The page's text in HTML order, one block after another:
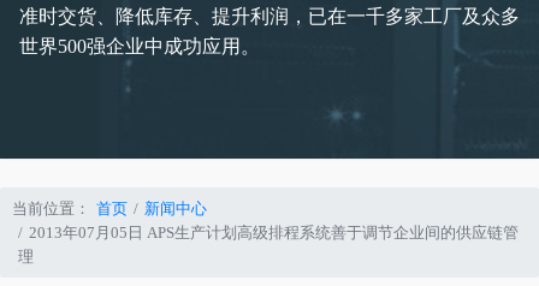
准时交货、降低库存、提升利润，已在一千多家工厂及众多
世界500强企业中成功应用。
当前位置： 首页
新闻中心
2013年07月05日 APS生产计划高级排程系统善于调节企业间的供应链管
理